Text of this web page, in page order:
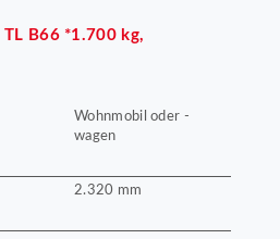
B66 *1.700 kg,
Wohnmobil oder -
wagen
2.320 mm